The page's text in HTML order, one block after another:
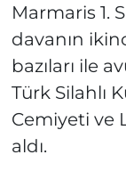
Marmaris 1.
davanın
bazıları ile
Türk Silahlı
Cemiyeti ve
aldı.